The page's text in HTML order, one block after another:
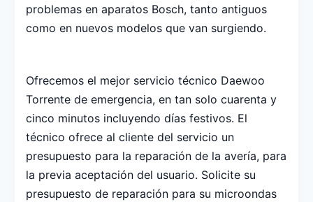
problemas en aparatos Bosch, tanto antiguos
como en nuevos modelos que van surgiendo.
Ofrecemos el mejor servicio técnico Daewoo
Torrente de emergencia, en tan solo cuarenta y
cinco minutos incluyendo días festivos. El
técnico ofrece al cliente del servicio un
presupuesto para la reparación de la avería, para
la previa aceptación del usuario. Solicite su
presupuesto de reparación para su microondas